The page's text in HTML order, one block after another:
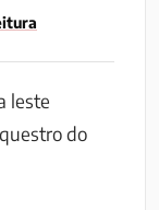
leste
do